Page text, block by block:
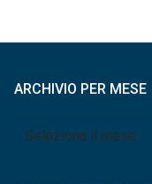
ARCHIVIO PER MESE
Archivio